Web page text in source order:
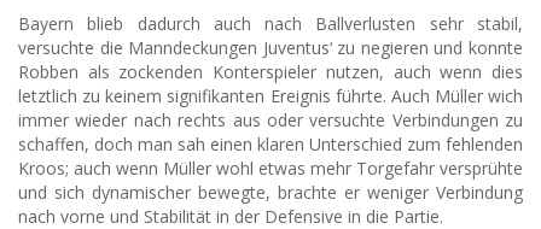
Bayern blieb dadurch auch nach Ballverlusten sehr stabil,
versuchte die Manndeckungen Juventus‘ zu negieren und konnte
Robben als zockenden Konterspieler nutzen, auch wenn dies
letztlich zu keinem signifikanten Ereignis führte. Auch Müller wich
immer wieder nach rechts aus oder versuchte Verbindungen zu
schaffen, doch man sah einen klaren Unterschied zum fehlenden
Kroos; auch wenn Müller wohl etwas mehr Torgefahr versprühte
und sich dynamischer bewegte, brachte er weniger Verbindung
nach vorne und Stabilität in der Defensive in die Partie.